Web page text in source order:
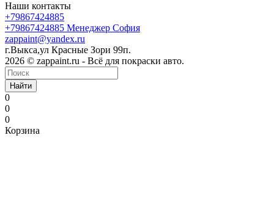
Наши контакты
+79867424885
+79867424885 Менеджер София
zappaint@yandex.ru
г.Выкса,ул Красные Зори 99п.
2026 © zappaint.ru - Всё для покраски авто.
Найти
0
0
0
Корзина